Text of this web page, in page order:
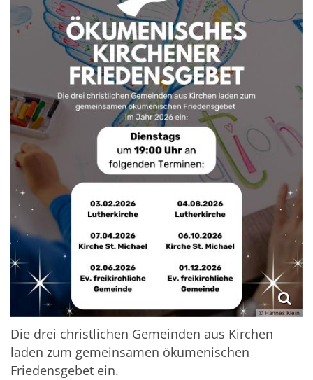
© Hannes Klein
Die drei christlichen Gemeinden aus Kirchen
laden zum gemeinsamen ökumenischen
Friedensgebet ein.